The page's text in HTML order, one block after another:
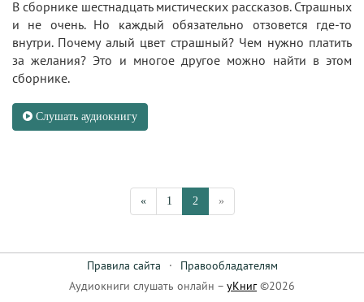
В сборнике шестнадцать мистических рассказов. Страшных
и не очень. Но каждый обязательно отзовется где-то
внутри. Почему алый цвет страшный? Чем нужно платить
за желания? Это и многое другое можно найти в этом
сборнике.
Слушать аудиокнигу
« 1 2 »
Правила сайта ·
Правообладателям
Аудиокниги слушать онлайн – уКниг©2026